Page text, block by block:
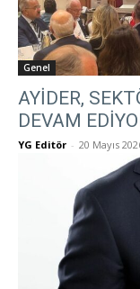
Genel
AYİDER,
DEVAM
YG Editör - 20 Mayıs